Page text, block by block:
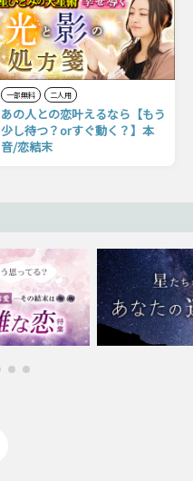
一部無料 二人用
あの人との恋叶えるなら【もう
少し待つ？orすぐ動く？】本
音/恋結末